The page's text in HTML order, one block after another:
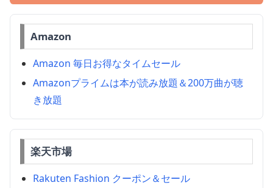
Amazon
Amazon 毎日お得なタイムセール
Amazonプライムは本が読み放題＆200万曲が聴
き放題
楽天市場
Rakuten Fashion クーポン＆セール